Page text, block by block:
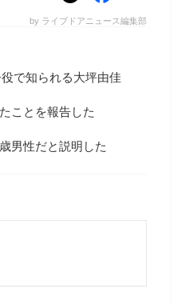
by ライブドアニュース編集部
で知られる大坪由佳
ことを報告した
男性だと説明した